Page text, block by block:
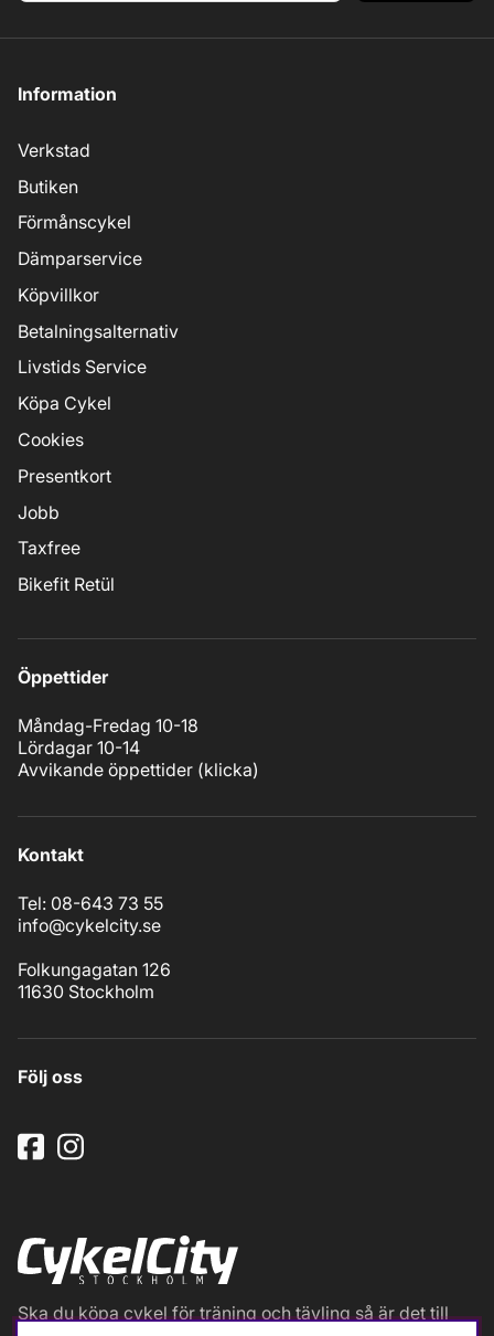
Information
Verkstad
Butiken
Förmånscykel
Dämparservice
Köpvillkor
Betalningsalternativ
Livstids Service
Köpa Cykel
Cookies
Presentkort
Jobb
Taxfree
Bikefit Retül
Öppettider
Måndag-Fredag 10-18
Lördagar 10-14
Avvikande öppettider (klicka)
Kontakt
Tel: 08-643 73 55
info@cykelcity.se
Folkungagatan 126
11630 Stockholm
Följ oss
Ska du köpa cykel för träning och tävling så är det till